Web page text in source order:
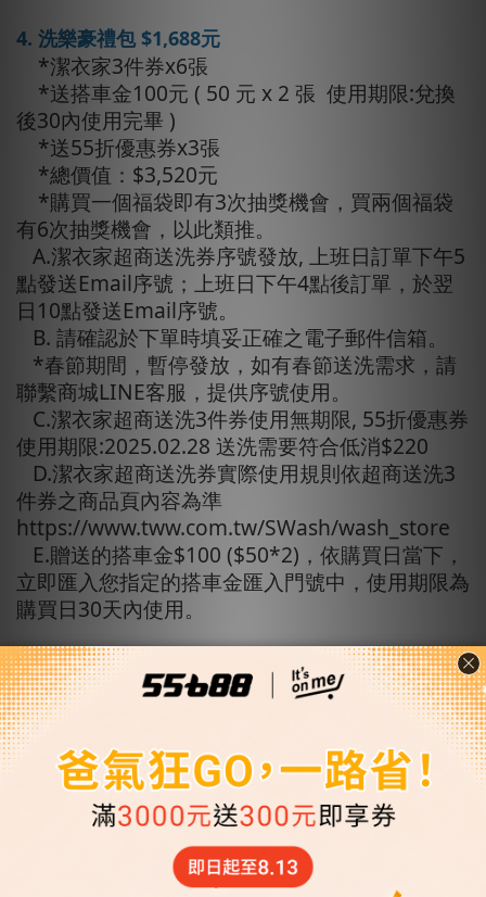
4. 洗樂豪禮包 $1,688元
*潔衣家3件券x6張
*送搭車金100元 ( 50 元 x 2 張 使用期限:兌換
後30內使用完畢 )
*送55折優惠券x3張
*總價值：$3,520元
*購買一個福袋即有3次抽獎機會，買兩個福袋
有6次抽獎機會，以此類推。
A.潔衣家超商送洗券序號發放, 上班日訂單下午5
點發送Email序號；上班日下午4點後訂單，於翌
日10點發送Email序號。
B. 請確認於下單時填妥正確之電子郵件信箱。
*春節期間，暫停發放，如有春節送洗需求，請
聯繫商城LINE客服，提供序號使用。
C.潔衣家超商送洗3件券使用無期限, 55折優惠券
使用期限:2025.02.28 送洗需要符合低消$220
D.潔衣家超商送洗券實際使用規則依超商送洗3
件券之商品頁內容為準
https://www.tww.com.tw/SWash/wash_store
E.贈送的搭車金$100 ($50*2)，依購買日當下，
立即匯入您指定的搭車金匯入門號中，使用期限為
購買日30天內使用。
5.首次購買/續訂訂閱搭車金指定商品，抽獎資格10
次
*指定商品
1.【訂閱全時段100元搭車金】X45張★贈搭車金
400元(售價$4,500)
2.【訂閱全時段120元搭車金】X30張★贈搭車金
250元(售價$3,600)
3.【訂閱全時段120元搭車金】X25張★贈搭車金
150元(售價$3,000)